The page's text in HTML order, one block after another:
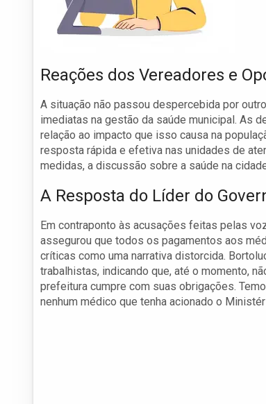
Reações dos Vereadores e
A situação não passou despercebida por
imediatas na gestão da saúde municipal. As
relação ao impacto que isso causa na
resposta rápida e efetiva nas unidades de
medidas, a discussão sobre a saúde na
A Resposta do Líder do
Em contraponto às acusações feitas pelas
assegurou que todos os pagamentos aos
críticas como uma narrativa distorcida.
trabalhistas, indicando que, até o momento,
prefeitura cumpre com suas obrigações.
nenhum médico que tenha acionado o